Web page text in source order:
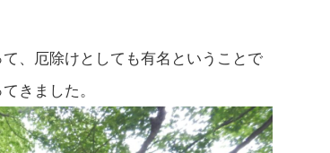
、厄除けとしても有名ということで
きました。